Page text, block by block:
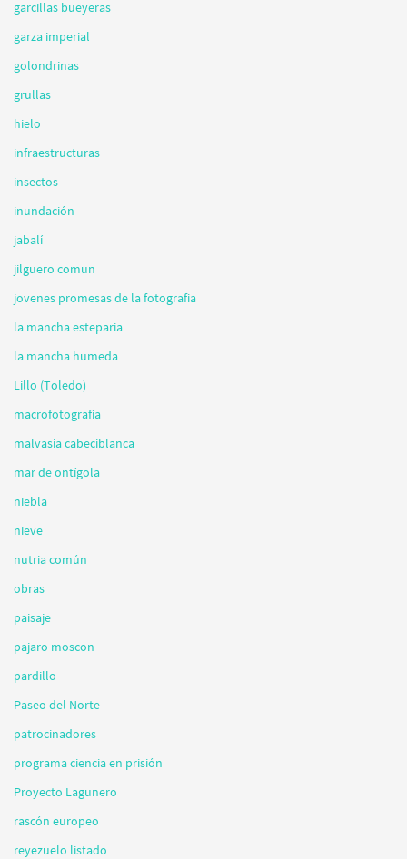
garcillas bueyeras
garza imperial
golondrinas
grullas
hielo
infraestructuras
insectos
inundación
jabalí
jilguero comun
jovenes promesas de la fotografia
la mancha esteparia
la mancha humeda
Lillo (Toledo)
macrofotografía
malvasia cabeciblanca
mar de ontígola
niebla
nieve
nutria común
obras
paisaje
pajaro moscon
pardillo
Paseo del Norte
patrocinadores
programa ciencia en prisión
Proyecto Lagunero
rascón europeo
reyezuelo listado